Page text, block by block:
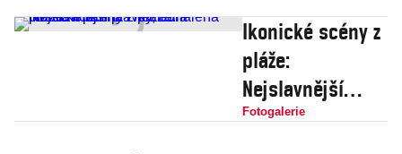
Ikonické scény z
pláže:
Nejslavnější
plavky, odhalená
Fotogalerie